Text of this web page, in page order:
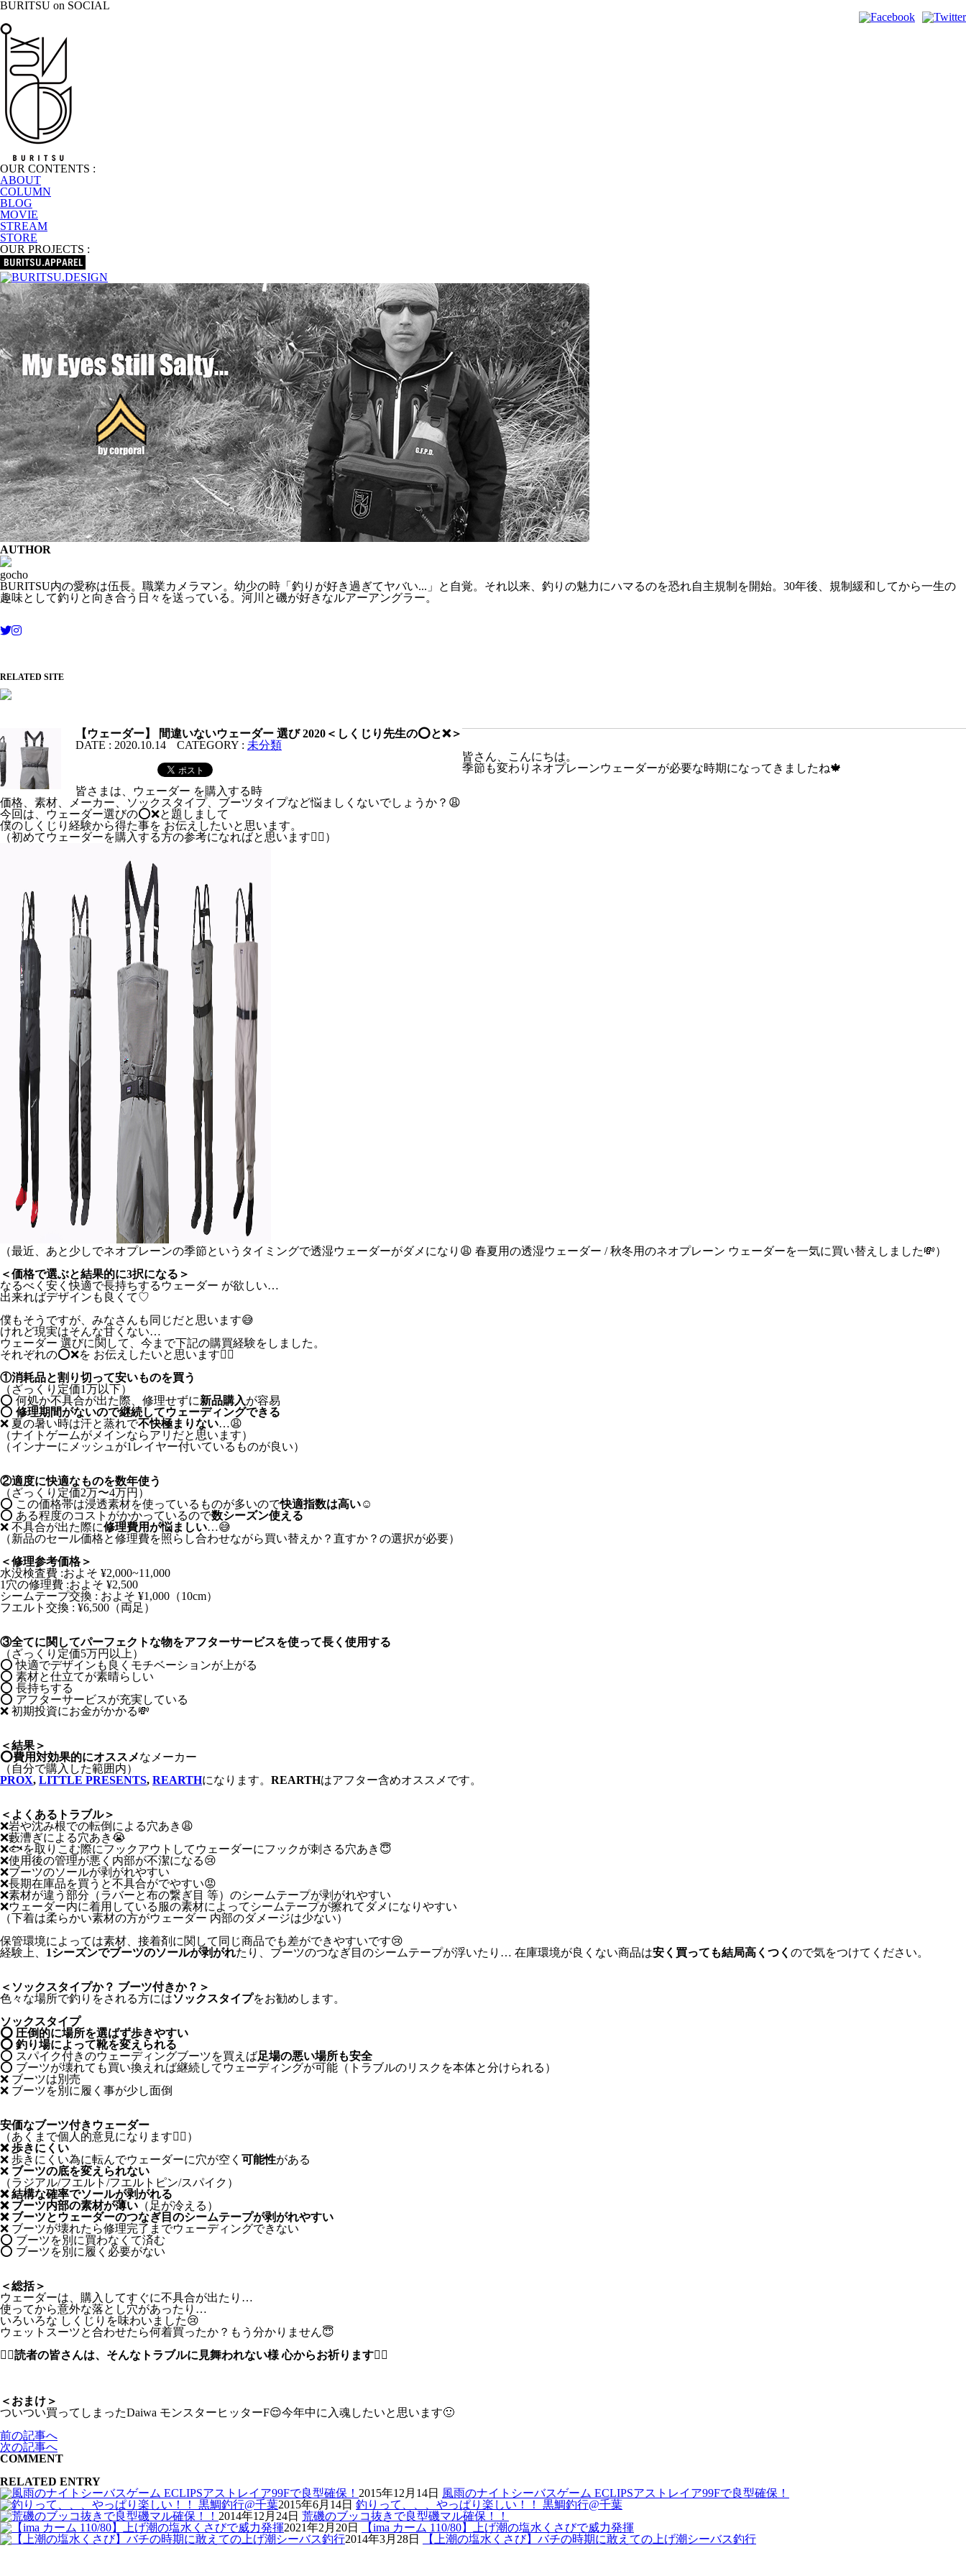
BURITSU on SOCIAL
OUR CONTENTS :
ABOUT
COLUMN
BLOG
MOVIE
STREAM
STORE
OUR PROJECTS :
AUTHOR
gocho
BURITSU内の愛称は伍長。職業カメラマン。幼少の時「釣りが好き過ぎてヤバい...」と自覚。それ以来、釣りの魅力にハマるのを恐れ自主規制を開始。30年後、規制緩和してから一生の
趣味として釣りと向き合う日々を送っている。河川と磯が好きなルアーアングラー。
RELATED SITE
【ウェーダー】 間違いないウェーダー 選び 2020＜しくじり先生の⭕️と❌＞
DATE : 2020.10.14 CATEGORY : 未分類
皆さん、こんにちは。
季節も変わりネオプレーンウェーダーが必要な時期になってきましたね🍁
皆さまは、ウェーダー を購入する時
価格、素材、メーカー、ソックスタイプ、ブーツタイプなど悩ましくないでしょうか？😩
今回は、ウェーダー選びの⭕️❌と題しまして
僕のしくじり経験から得た事を お伝えしたいと思います。
（初めてウェーダーを購入する方の参考になればと思います🙇‍♂️）
（最近、あと少しでネオプレーンの季節というタイミングで透湿ウェーダーがダメになり😩 春夏用の透湿ウェーダー / 秋冬用のネオプレーン ウェーダーを一気に買い替えしました💸）
＜価格で選ぶと結果的に3択になる＞
なるべく安く快適で長持ちするウェーダー が欲しい…
出来ればデザインも良くて♡
僕もそうですが、みなさんも同じだと思います😅
けれど現実はそんな甘くない…
ウェーダー 選びに関して、今まで下記の購買経験をしました。
それぞれの⭕️❌を お伝えしたいと思います🙇‍♂️
①消耗品と割り切って安いものを買う
（ざっくり定価1万以下）
⭕️ 何処か不具合が出た際、修理せずに新品購入が容易
⭕️ 修理期間がないので継続してウェーディングできる
❌ 夏の暑い時は汗と蒸れで不快極まりない…😩
（ナイトゲームがメインならアリだと思います）
（インナーにメッシュが1レイヤー付いているものが良い）
②適度に快適なものを数年使う
（ざっくり定価2万〜4万円）
⭕️ この価格帯は浸透素材を使っているものが多いので快適指数は高い☺️
⭕️ ある程度のコストがかかっているので数シーズン使える
❌ 不具合が出た際に修理費用が悩ましい…😅
（新品のセール価格と修理費を照らし合わせながら買い替えか？直すか？の選択が必要）
＜修理参考価格＞
水没検査費 :およそ ¥2,000~11,000
1穴の修理費 :およそ ¥2,500
シームテープ交換 : およそ ¥1,000（10cm）
フエルト交換 : ¥6,500（両足）
③全てに関してパーフェクトな物をアフターサービスを使って長く使用する
（ざっくり定価5万円以上）
⭕️ 快適でデザインも良くモチベーションが上がる
⭕️ 素材と仕立てが素晴らしい
⭕️ 長持ちする
⭕️ アフターサービスが充実している
❌ 初期投資にお金がかかる💸
＜結果＞
⭕️費用対効果的にオススメなメーカー
（自分で購入した範囲内）
PROX, LITTLE PRESENTS, REARTHになります。 REARTHはアフター含めオススメです。
＜よくあるトラブル＞
❌岩や沈み根での転倒による穴あき😩
❌藪漕ぎによる穴あき😭
❌🐟を取りこむ際にフックアウトしてウェーダーにフックが刺さる穴あき😇
❌使用後の管理が悪く内部が不潔になる😢
❌ブーツのソールが剥がれやすい
❌長期在庫品を買うと不具合がでやすい😡
❌素材が違う部分（ラバーと布の繋ぎ目 等）のシームテープが剥がれやすい
❌ウェーダー内に着用している服の素材によってシームテープが擦れてダメになりやすい
（下着は柔らかい素材の方がウェーダー 内部のダメージは少ない）
保管環境によっては素材、接着剤に関して同じ商品でも差ができやすいです😢
経験上、 1シーズンでブーツのソールが剥がれたり、ブーツのつなぎ目のシームテープが浮いたり… 在庫環境が良くない商品は安く買っても結局高くつく ので気をつけてください。
＜ソックスタイプか？ ブーツ付きか？＞
色々な場所で釣りをされる方にはソックスタイプをお勧めします。
ソックスタイプ
⭕️ 圧倒的に場所を選ばず歩きやすい
⭕️ 釣り場によって靴を変えられる
⭕️ スパイク付きのウェーディングブーツを買えば足場の悪い場所も安全
⭕️ ブーツが壊れても買い換えれば継続してウェーディングが可能（トラブルのリスクを本体と分けられる）
❌ ブーツは別売
❌ ブーツを別に履く事が少し面倒
安価なブーツ付きウェーダー
（あくまで個人的意見になります🙇‍♂️）
❌ 歩きにくい
❌ 歩きにくい為に転んでウェーダーに穴が空く 可能性がある
❌ ブーツの底を変えられない
（ラジアル/フエルト/フエルトピン/スパイク）
❌ 結構な確率でソールが剥がれる
❌ ブーツ内部の素材が薄い （足が冷える）
❌ ブーツとウェーダーのつなぎ目のシームテープが剥がれやすい
❌ ブーツが壊れたら修理完了までウェーディングできない
⭕️ ブーツを別に買わなくて済む
⭕️ ブーツを別に履く必要がない
＜総括＞
ウェーダーは、購入してすぐに不具合が出たり…
使ってから意外な落とし穴があったり…
いろいろな しくじりを味わいました😢
ウェットスーツと合わせたら何着買ったか？もう分かりません😇
🙇‍♂️読者の皆さんは、そんなトラブルに見舞われない様 心からお祈ります🙇‍♂️
＜おまけ＞
ついつい買ってしまったDaiwa モンスターヒッターF😌今年中に入魂したいと思います🙂
前の記事へ
次の記事へ
COMMENT
RELATED ENTRY
2015年12月14日 風雨のナイトシーバスゲーム ECLIPSアストレイア99Fで良型確保！
2015年6月14日 釣りって、、、やっぱり楽しい！！ 黒鯛釣行@千葉
2014年12月24日 荒磯のブッコ抜きで良型磯マル確保！！
2021年2月20日
【ima カーム 110/80】上げ潮の塩水くさびで威力発揮
2014年3月28日
【上潮の塩水くさび】バチの時期に敢えての上げ潮シーバス釣行